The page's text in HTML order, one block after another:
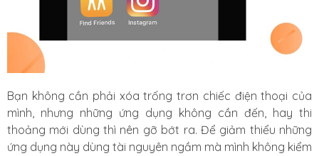
Bạn không cần phải xóa trống trơn chiếc điện thoại của
mình, nhưng những ứng dụng không cần đến, hay thi
thoảng mới dùng thì nên gỡ bớt ra. Để giảm thiểu những
ứng dụng này dùng tài nguyên ngầm mà mình không kiểm